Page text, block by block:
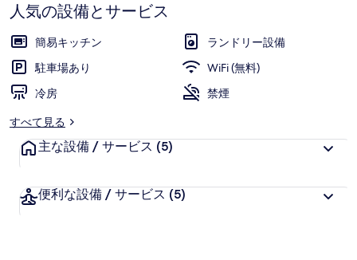
人気の設備とサービス
簡易キッチン
ランドリー設備
駐車場あり
WiFi (無料)
冷房
禁煙
すべて見る
主な設備 / サービス (5)
便利な設備 / サービス (5)